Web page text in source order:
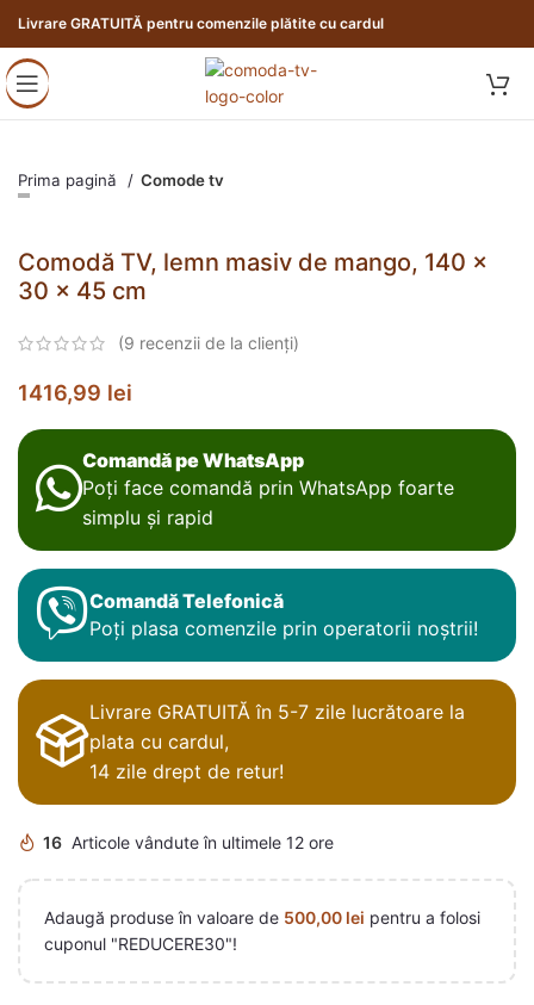
Livrare GRATUITĂ pentru comenzile plătite cu cardul
Prima pagină Comode tv
Comodă TV, lemn masiv de mango, 140 x
30 x 45 cm
(9 recenzii de la clienți)
1416,99 lei
Comandă pe WhatsApp
Poți face comandă prin WhatsApp foarte
simplu și rapid
Comandă Telefonică
Poți plasa comenzile prin operatorii noștrii!
Livrare GRATUITĂ în 5-7 zile lucrătoare la
plata cu cardul,
14 zile drept de retur!
16 Articole vândute în ultimele 12 ore
Adaugă produse în valoare de 500,00 lei pentru a folosi
cuponul "REDUCERE30"!